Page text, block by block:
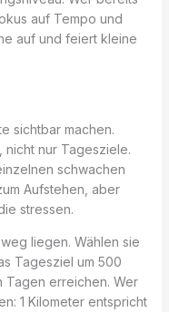
auf Tempo und
auf und feiert kleine
sichtbar machen.
nur Tagesziele.
schwachen
Aufstehen, aber
stressen.
liegen. Wählen sie
Tagesziel um 500
erreichen. Wer
1 Kilometer entspricht